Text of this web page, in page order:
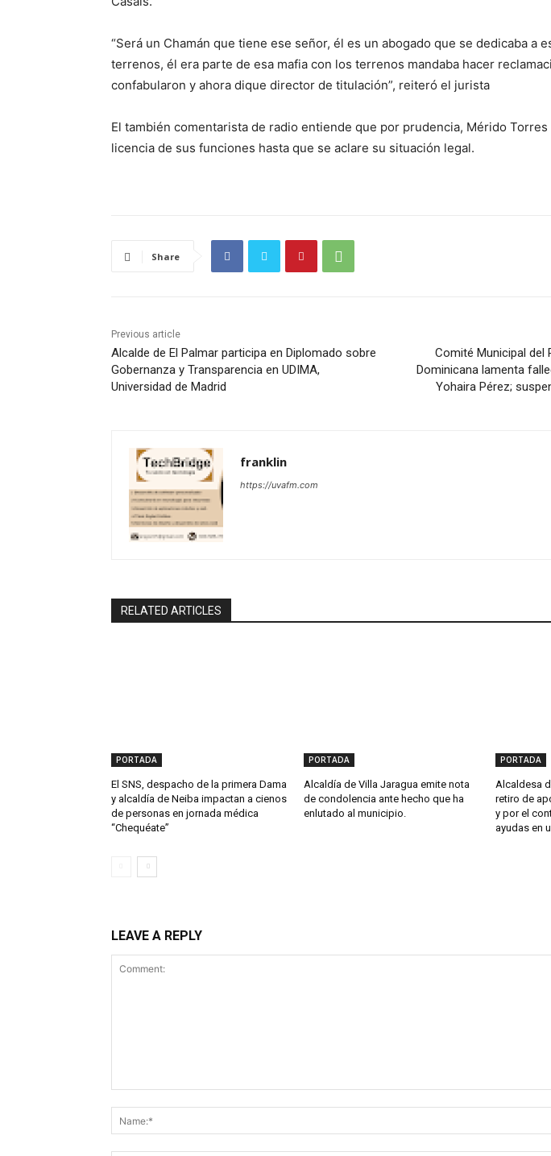
“Será un Chamán que tiene ese señor, él es un abogado que se dedicaba a
terrenos, él era parte de esa mafia con los terrenos mandaba hacer
confabularon y ahora dique director de titulación”, reiteró el jurista
El también comentarista de radio entiende que por prudencia, Mérido
licencia de sus funciones hasta que se aclare su situación legal.
Share
Previous article
Alcalde de El Palmar participa en Diplomado sobre
Gobernanza y Transparencia en UDIMA,
Universidad de Madrid
Comité Municipal del
Dominicana lamenta
Yohaira Pérez;
franklin
https://uvafm.com
RELATED ARTICLES
PORTADA
El SNS, despacho de la primera Dama
y alcaldía de Neiba impactan a cienos
de personas en jornada médica
“Chequéate”
PORTADA
Alcaldía de Villa Jaragua emite nota
de condolencia ante hecho que ha
enlutado al municipio.
PORTADA
Alcaldesa
retiro de
y por el
ayudas en
LEAVE A REPLY